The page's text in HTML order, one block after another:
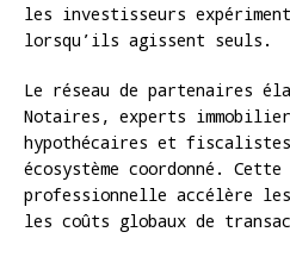
les investisseurs
lorsqu’ils agissent seuls.
Le réseau de partenaires
Notaires, experts
hypothécaires et
écosystème coordonné.
professionnelle accélère
les coûts globaux de